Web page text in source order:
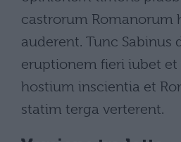
castrorum Romanorum
auderent. Tunc Sabinus
eruptionem fieri iubet
hostium inscientia et
statim terga verterent.